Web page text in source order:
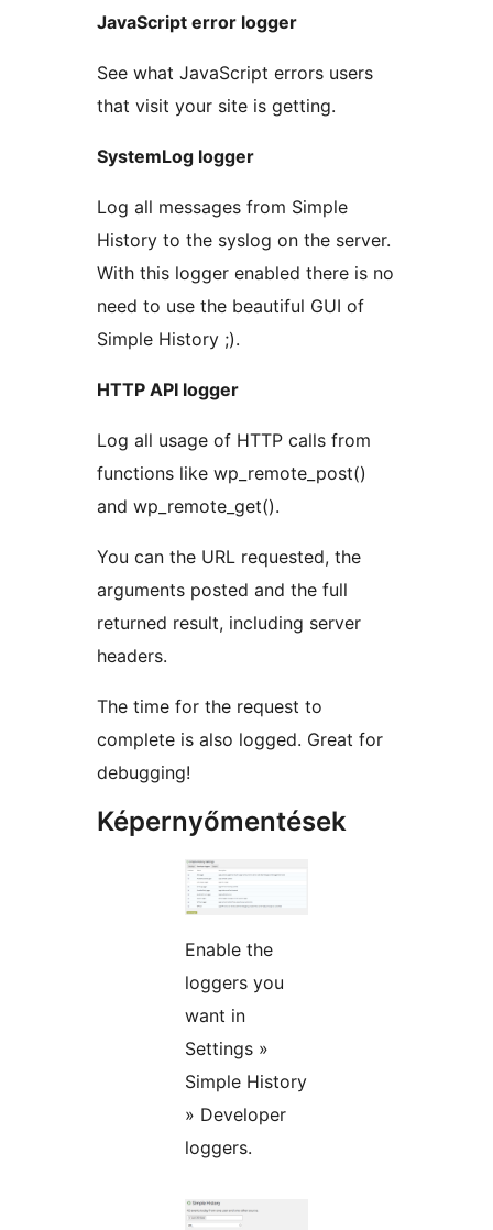
JavaScript error logger
See what JavaScript errors users
that visit your site is getting.
SystemLog logger
Log all messages from Simple
History to the syslog on the server.
With this logger enabled there is no
need to use the beautiful GUI of
Simple History ;).
HTTP API logger
Log all usage of HTTP calls from
functions like wp_remote_post()
and wp_remote_get().
You can the URL requested, the
arguments posted and the full
returned result, including server
headers.
The time for the request to
complete is also logged. Great for
debugging!
Képernyőmentések
Enable the
loggers you
want in
Settings »
Simple History
» Developer
loggers.